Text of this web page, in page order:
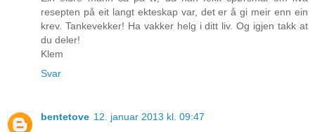
resepten på eit langt ekteskap var, det er å gi meir enn ein
krev. Tankevekker! Ha vakker helg i ditt liv. Og igjen takk at
du deler!
Klem
Svar
bentetove 12. januar 2013 kl. 09:47